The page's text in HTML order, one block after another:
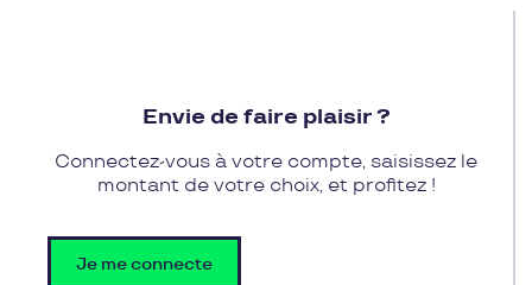
Envie de faire plaisir ?
Connectez-vous à votre compte, saisissez le
montant de votre choix, et profitez !
Je me connecte